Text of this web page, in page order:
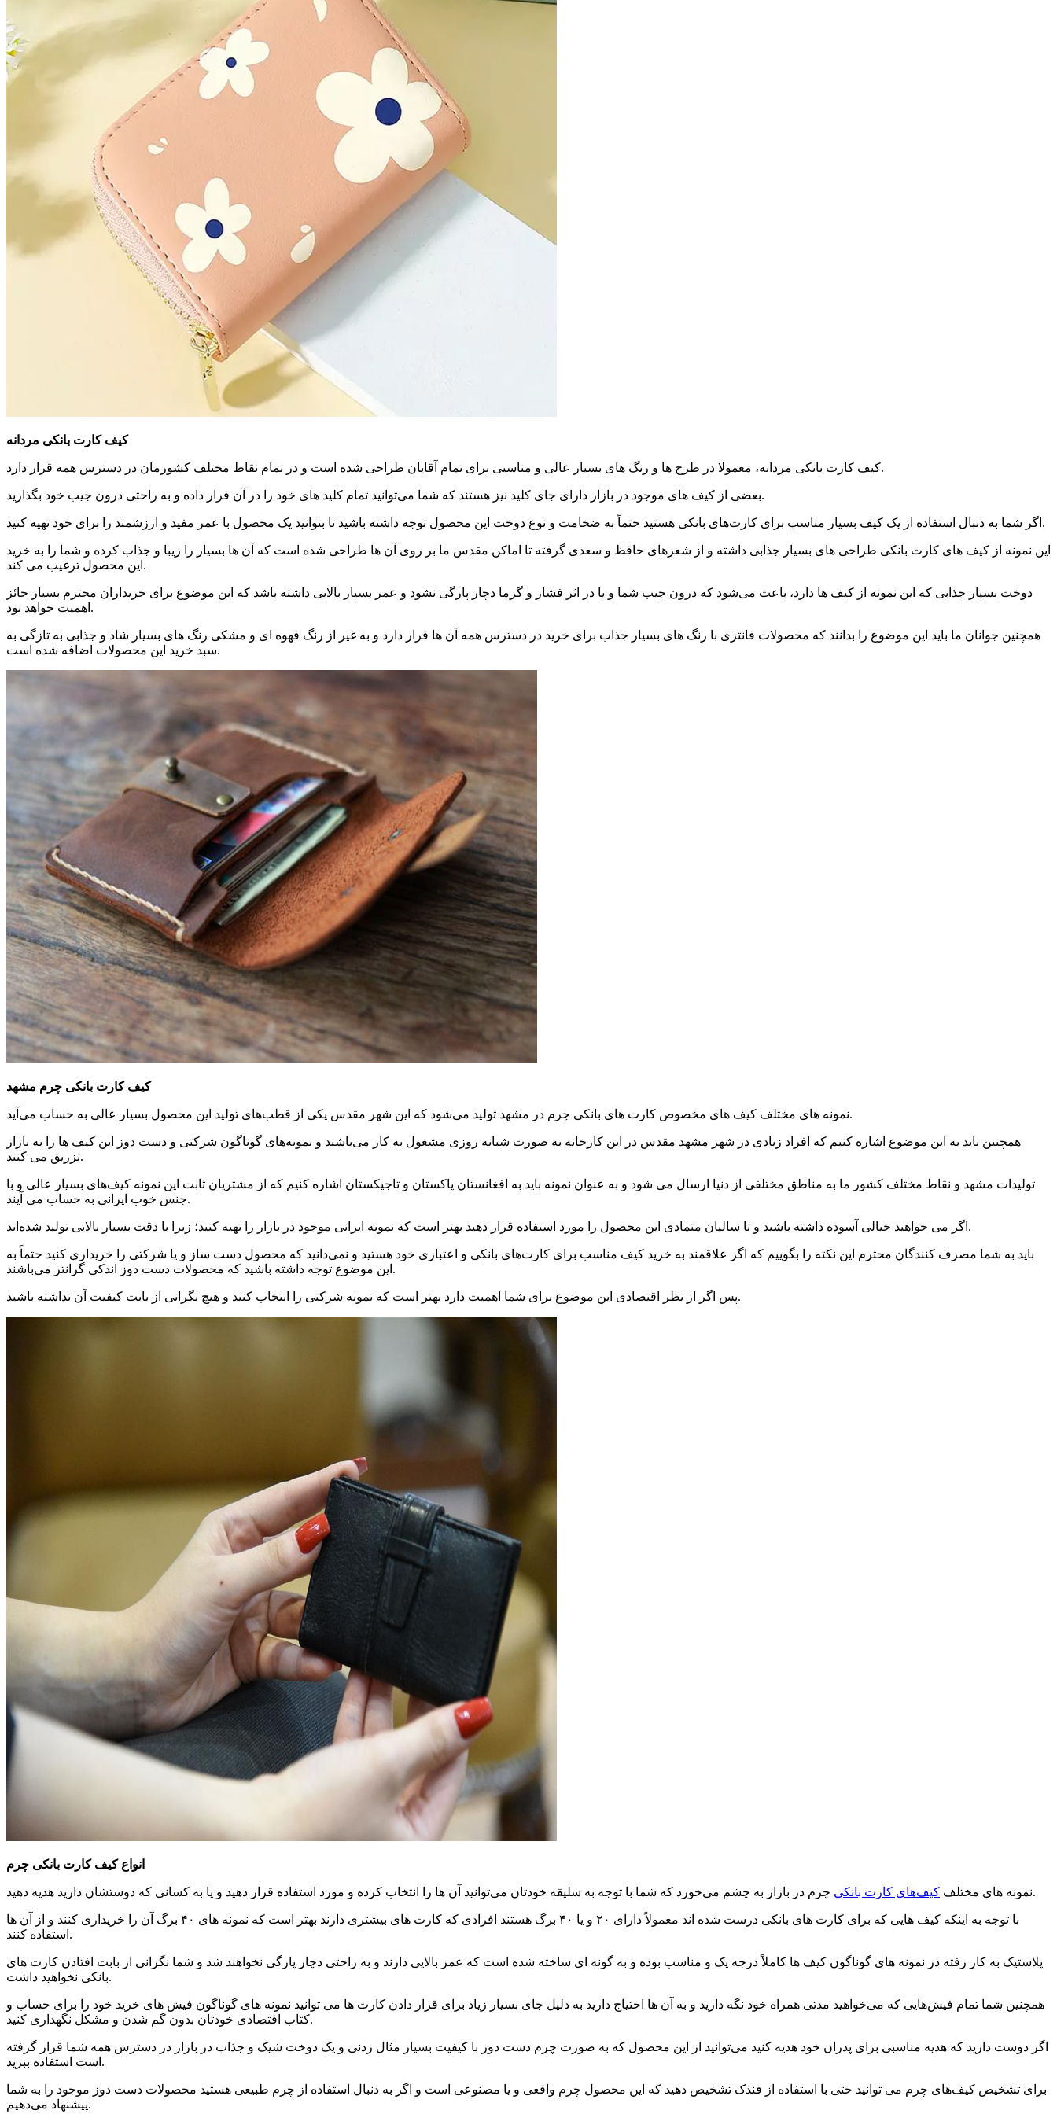
کیف کارت بانکی مردانه
کیف کارت بانکی مردانه، معمولا در طرح‌ ها و رنگ ‌های بسیار عالی و مناسبی برای تمام آقایان طراحی شده است و در تمام نقاط مختلف کشورمان در دسترس همه قرار دارد.
بعضی از کیف‌ های موجود در بازار دارای جای کلید نیز هستند که شما می‌توانید تمام کلید های خود را در آن قرار داده و به راحتی درون جیب خود بگذارید.
اگر شما به دنبال استفاده از یک کیف بسیار مناسب برای کارت‌های بانکی هستید حتماً به ضخامت و نوع دوخت این محصول توجه داشته باشید تا بتوانید یک محصول با عمر مفید و ارزشمند را برای خود تهیه کنید.
این نمونه از کیف ‌های کارت بانکی طراحی ‌های بسیار جذابی داشته و از شعرهای حافظ و سعدی گرفته تا اماکن مقدس ما بر روی آن ها طراحی شده است که آن ها بسیار را زیبا و جذاب کرده و شما را به خرید
این محصول ترغیب می ‌کند.
دوخت بسیار جذابی که این نمونه از کیف ‌ها دارد، باعث می‌شود که درون جیب شما و یا در اثر فشار و گرما دچار پارگی نشود و عمر بسیار بالایی داشته باشد که این موضوع برای خریداران محترم بسیار حائز
اهمیت خواهد بود.
همچنین جوانان ما باید این موضوع را بدانند که محصولات فانتزی با رنگ ‌های بسیار جذاب برای خرید در دسترس همه آن ها قرار دارد و به غیر از رنگ قهوه ‌ای و مشکی رنگ ‌های بسیار شاد و جذابی به تازگی به
سبد خرید این محصولات اضافه شده است.
کیف کارت بانکی چرم مشهد
نمونه‌ های مختلف کیف ‌های مخصوص کارت‌ های بانکی چرم در مشهد تولید می‌شود که این شهر مقدس یکی از قطب‌های تولید این محصول بسیار عالی به حساب می‌آید.
همچنین باید به این موضوع اشاره کنیم که افراد زیادی در شهر مشهد مقدس در این کارخانه به صورت شبانه روزی مشغول به کار می‌باشند و نمونه‌های گوناگون شرکتی و دست دوز این کیف ‌ها را به بازار
تزریق می ‌کنند.
تولیدات مشهد و نقاط مختلف کشور ما به مناطق مختلفی از دنیا ارسال می‌ شود و به عنوان نمونه باید به افغانستان پاکستان و تاجیکستان اشاره کنیم که از مشتریان ثابت این نمونه کیف‌های بسیار عالی و با
جنس خوب ایرانی به حساب می ‌آیند.
اگر می ‌خواهید خیالی آسوده داشته باشید و تا سالیان متمادی این محصول را مورد استفاده قرار دهید بهتر است که نمونه ایرانی موجود در بازار را تهیه کنید؛ زیرا با دقت بسیار بالایی تولید شده‌اند.
باید به شما مصرف کنندگان محترم این نکته را بگوییم که اگر علاقمند به خرید کیف مناسب برای کارت‌های بانکی و اعتباری خود هستید و نمی‌دانید که محصول دست ساز و یا شرکتی را خریداری کنید حتماً به
این موضوع توجه داشته باشید که محصولات دست دوز اندکی گرانتر می‌باشند.
پس اگر از نظر اقتصادی این موضوع برای شما اهمیت دارد بهتر است که نمونه شرکتی را انتخاب کنید و هیچ نگرانی از بابت کیفیت آن نداشته باشید.
انواع کیف کارت بانکی چرم
نمونه ‌های مختلف کیف‌های کارت بانکی چرم در بازار به چشم می‌خورد که شما با توجه به سلیقه خودتان می‌توانید آن ها را انتخاب کرده و مورد استفاده قرار دهید و یا به کسانی که دوستشان دارید هدیه دهید.
با توجه به اینکه کیف‌ هایی که برای کارت ‌های بانکی درست شده ‌اند معمولاً دارای ۲۰ و یا ۴۰ برگ هستند افرادی که کارت ‌های بیشتری دارند بهتر است که نمونه‌ های ۴۰ برگ آن را خریداری کنند و از آن ها
استفاده کنند.
پلاستیک به کار رفته در نمونه های گوناگون کیف ‌ها کاملاً درجه یک و مناسب بوده و به گونه ‌ای ساخته شده است که عمر بالایی دارند و به راحتی دچار پارگی نخواهند شد و شما نگرانی از بابت افتادن کارت‌ های
بانکی نخواهید داشت.
همچنین شما تمام فیش‌هایی که می‌خواهید مدتی همراه خود نگه دارید و به آن ها احتیاج دارید به دلیل جای بسیار زیاد برای قرار دادن کارت‌ ها می‌ توانید نمونه ‌های گوناگون فیش ‌های خرید خود را برای حساب و
کتاب اقتصادی خودتان بدون گم شدن و مشکل نگهداری کنید.
اگر دوست دارید که هدیه مناسبی برای پدران خود هدیه کنید می‌توانید از این محصول که به صورت چرم دست دوز با کیفیت بسیار مثال زدنی و یک دوخت شیک و جذاب در بازار در دسترس همه شما قرار گرفته
است استفاده ببرید.
برای تشخیص کیف‌های چرم می ‌توانید حتی با استفاده از فندک تشخیص دهید که این محصول چرم واقعی و یا مصنوعی است و اگر به دنبال استفاده از چرم طبیعی هستید محصولات دست دوز موجود را به شما
پیشنهاد می‌دهیم.